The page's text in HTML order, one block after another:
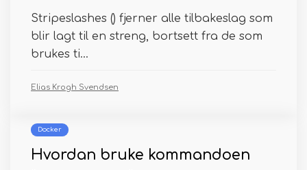
Stripeslashes () fjerner alle tilbakeslag som
blir lagt til en streng, bortsett fra de som
brukes ti...
Elias Krogh Svendsen
Docker
Hvordan bruke kommandoen